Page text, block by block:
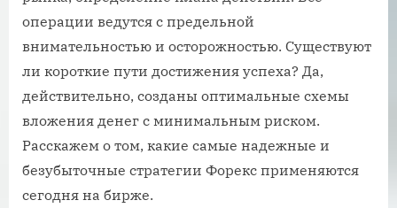
операции ведутся с предельной
внимательностью и осторожностью. Существуют
ли короткие пути достижения успеха? Да,
действительно, созданы оптимальные схемы
вложения денег с минимальным риском.
Расскажем о том, какие самые надежные и
безубыточные стратегии Форекс применяются
сегодня на бирже.